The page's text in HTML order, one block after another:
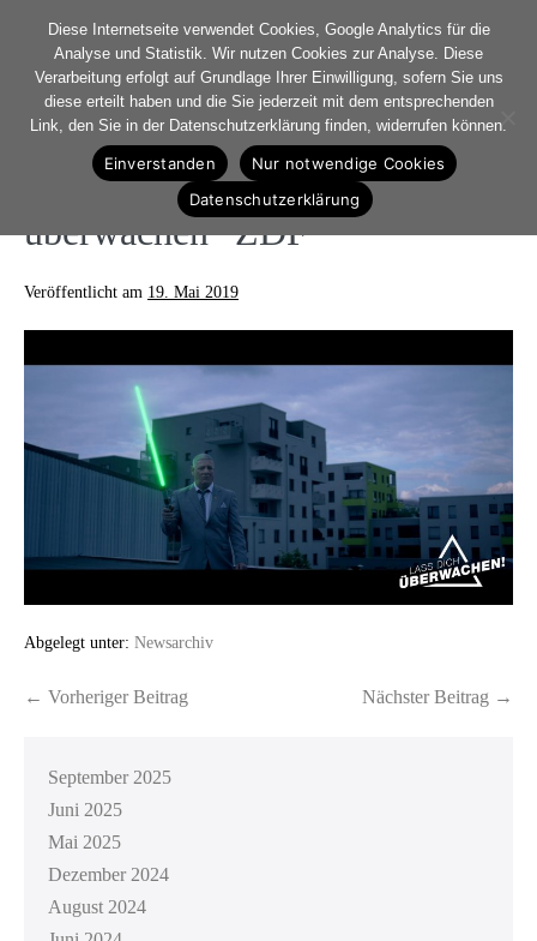
16-17. Mai Dreh für Jan
Boehmermann „Lass Dich
überwachen“ ZDF
Veröffentlicht am 19. Mai 2019
Abgelegt unter: Newsarchiv
← Vorheriger Beitrag Nächster Beitrag →
September 2025
Juni 2025
Mai 2025
Dezember 2024
August 2024
Diese Internetseite verwendet Cookies, Google Analytics für die
Analyse und Statistik. Wir nutzen Cookies zur Analyse. Diese
Verarbeitung erfolgt auf Grundlage Ihrer Einwilligung, sofern Sie uns
diese erteilt haben und die Sie jederzeit mit dem entsprechenden
Link, den Sie in der Datenschutzerklärung finden, widerrufen können.
Einverstanden
Nur notwendige Cookies
Datenschutzerklärung